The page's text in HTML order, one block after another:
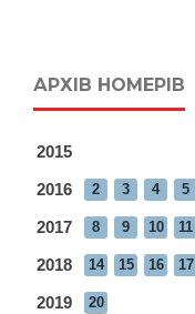
АРХІВ НОМЕРІВ
2015
2016 2 3 4 5
2017 8 9 10 11
2018 14 15 16 17
2019 20